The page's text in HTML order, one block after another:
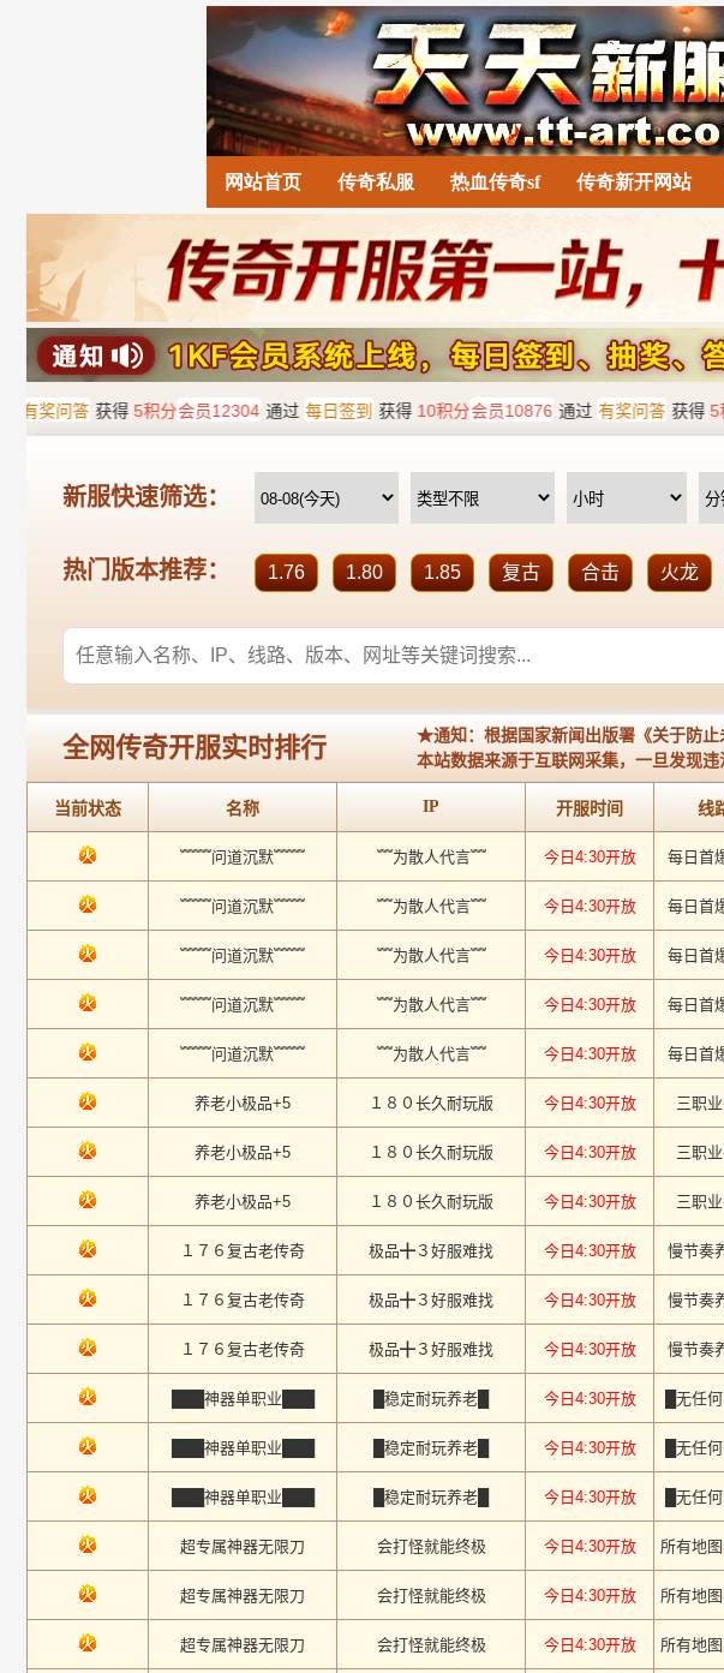
网站首页 传奇私服 热血传奇sf 传奇新开网站